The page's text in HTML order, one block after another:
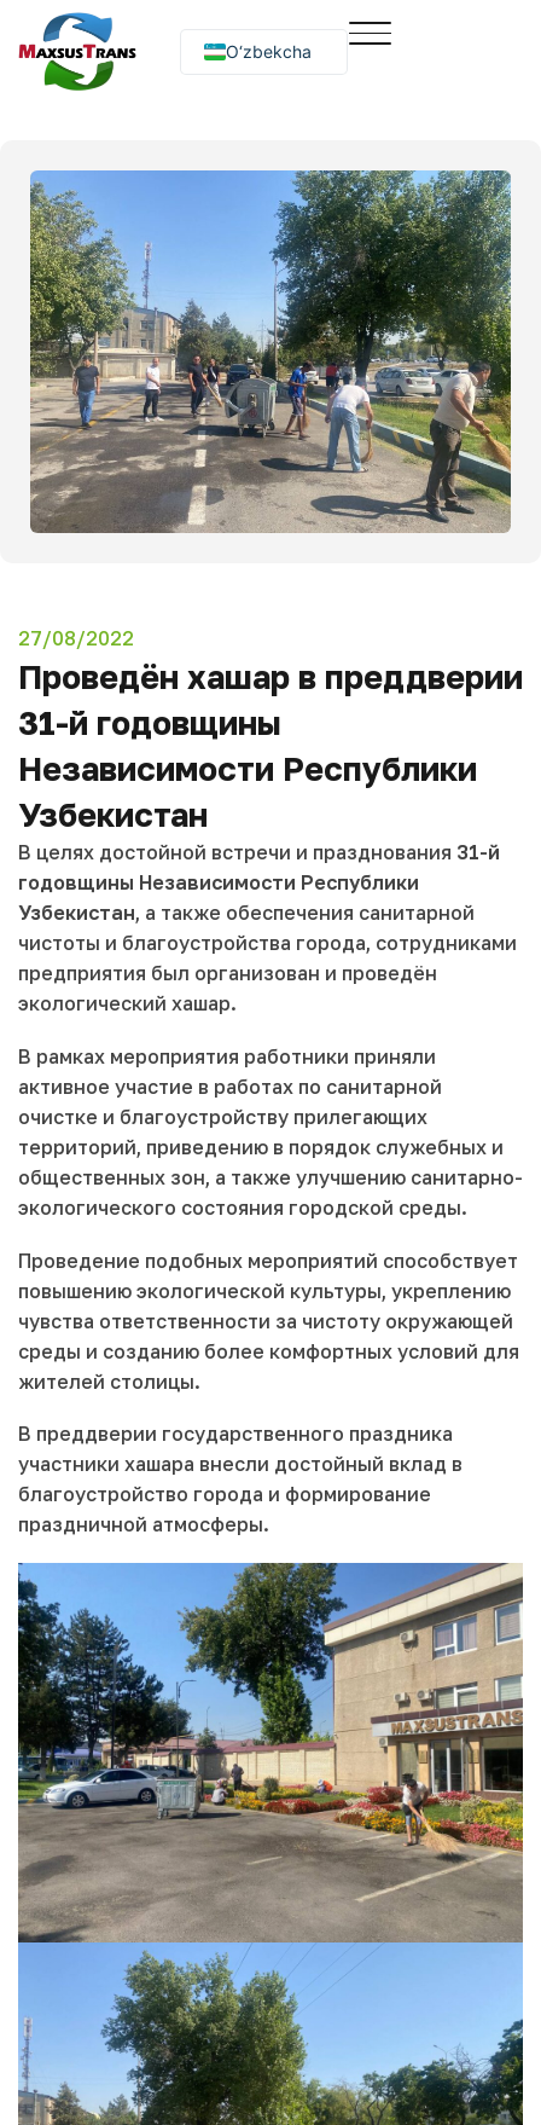
O‘zbekcha
Русский
27/08/2022
Проведён хашар в преддверии
31-й годовщины
Независимости Республики
Узбекистан
В целях достойной встречи и празднования 31-й
годовщины Независимости Республики
Узбекистан, а также обеспечения санитарной
чистоты и благоустройства города, сотрудниками
предприятия был организован и проведён
экологический хашар.
В рамках мероприятия работники приняли
активное участие в работах по санитарной
очистке и благоустройству прилегающих
территорий, приведению в порядок служебных и
общественных зон, а также улучшению санитарно-
экологического состояния городской среды.
Проведение подобных мероприятий способствует
повышению экологической культуры, укреплению
чувства ответственности за чистоту окружающей
среды и созданию более комфортных условий для
жителей столицы.
В преддверии государственного праздника
участники хашара внесли достойный вклад в
благоустройство города и формирование
праздничной атмосферы.